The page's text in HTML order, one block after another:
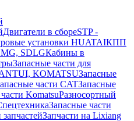
Двигатели в сбореSTP -
установки HUATAIКПП
SDLGКабины в
Запасные части для
KOMATSUЗапасные
части CATЗапасные
KomatsuРазносортный
Запасные части
Запчасти на Lixiang